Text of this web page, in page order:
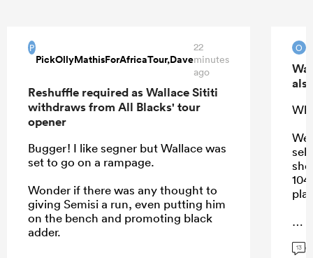
P
PickOllyMathisForAfricaTour,Dave
22
minutes
ago
Reshuffle required as Wallace Sititi
withdraws from All Blacks' tour
opener
Bugger! I like segner but Wallace was
set to go on a rampage.
Wonder if there was any thought to
giving Semisi a run, even putting him
on the bench and promoting black
adder.
O
We
...
13